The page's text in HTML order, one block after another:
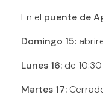
En el puente de
Domingo 15:
Lunes 16: de
Martes 17: